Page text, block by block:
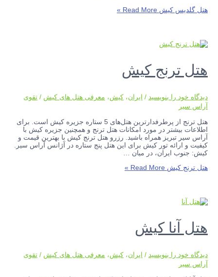
هتل گلدیس کیش
هتل ترنج کیش
دیدگاه‌ خود را بنویسید / ایران،کیش، معرفی هتل های کیش /تقوی
آراس سیر
هتل ترنج از پرطرفدارترین هتل‌های 5 ستاره جزیره کیش است. برای
اطلاعات بیشتر در مورد امکانات هتل ترنج و همچنین جزیره کیش با
آراس سیر تبریز همراه باشید. رزرو هتل ترنج کیش با بهترین قیمت و
کیفیت و ارائه تور کیش برای این هتل پنج ستاره در آژانس آراس سیر.
کیش: جنوب ایران، در میان …
هتل ترنج کیش
هتل آنا کیش
دیدگاه‌ خود را بنویسید / ایران،کیش، معرفی هتل های کیش /تقوی
آراس سیر